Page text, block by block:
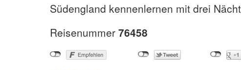
Südengland kennenlernen mit drei
Reisenummer 76458